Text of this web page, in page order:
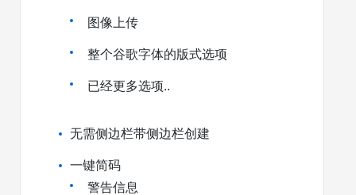
图像上传
整个谷歌字体的版式选项
已经更多选项..
无需侧边栏带侧边栏创建
一键简码
警告信息